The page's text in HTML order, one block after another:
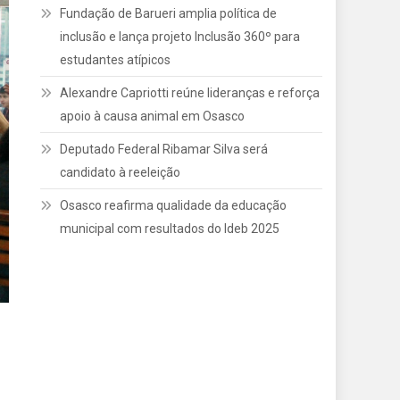
Fundação de Barueri amplia política de
inclusão e lança projeto Inclusão 360º para
estudantes atípicos
Alexandre Capriotti reúne lideranças e reforça
apoio à causa animal em Osasco
Deputado Federal Ribamar Silva será
candidato à reeleição
Osasco reafirma qualidade da educação
municipal com resultados do Ideb 2025